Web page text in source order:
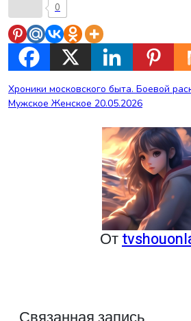
0
Навигация
по
Хроники московского быта. Боевой
Мужское Женское 20.05.2026
От